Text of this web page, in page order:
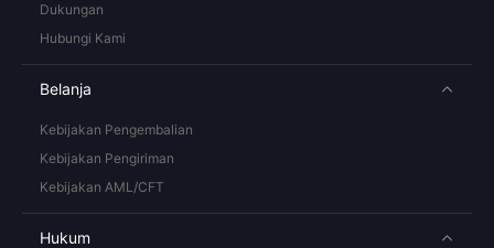
Dukungan
Hubungi Kami
Belanja
Kebijakan Pengembalian
Kebijakan Pengiriman
Kebijakan AML/CFT
Hukum